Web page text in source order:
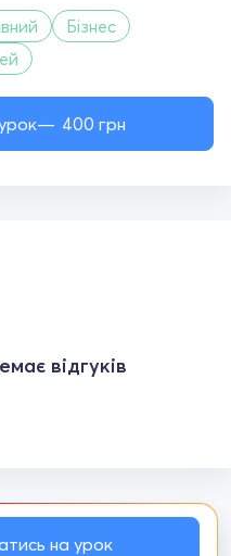
400 грн
Бізнес
відгуків
на урок